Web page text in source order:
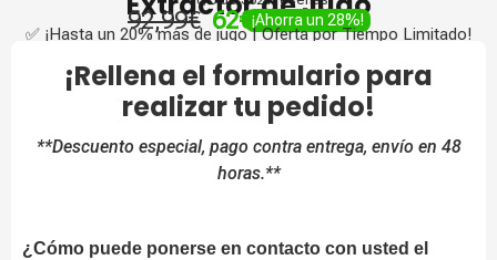
92,99€ 62€ ¡Ahorra un 28%!
✅ ¡Hasta un 20% más de jugo | Oferta por Tiempo Limitado!
¡Rellena el formulario para
realizar tu pedido!
**Descuento especial, pago contra entrega, envío en 48
horas.**
¿Cómo puede ponerse en contacto con usted el